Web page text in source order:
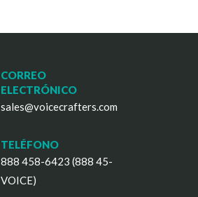
CORREO
ELECTRÓNICO
sales@voicecrafters.com
TELÉFONO
888 458-6423 (888 45-
VOICE)